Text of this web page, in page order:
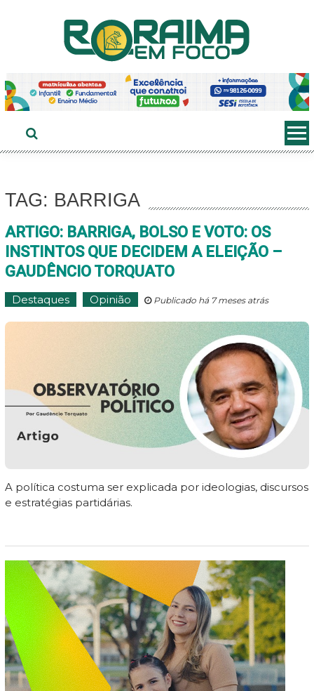
TAG: BARRIGA
ARTIGO: BARRIGA, BOLSO E VOTO: OS
INSTINTOS QUE DECIDEM A ELEIÇÃO –
GAUDÊNCIO TORQUATO
Destaques Opinião Publicado há 7 meses atrás
A política costuma ser explicada por ideologias, discursos
e estratégias partidárias.